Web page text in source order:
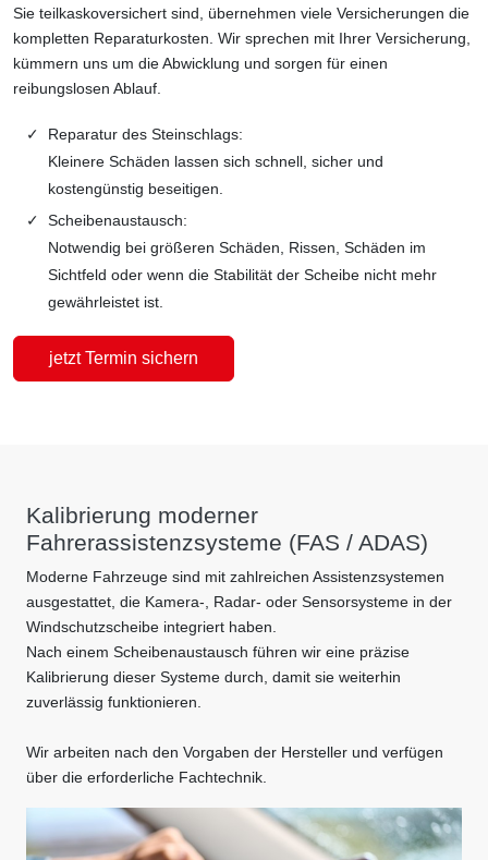
Sie teilkaskoversichert sind, übernehmen viele Versicherungen die
kompletten Reparaturkosten. Wir sprechen mit Ihrer Versicherung,
kümmern uns um die Abwicklung und sorgen für einen
reibungslosen Ablauf.
Reparatur des Steinschlags:
Kleinere Schäden lassen sich schnell, sicher und
kostengünstig beseitigen.
Scheibenaustausch:
Notwendig bei größeren Schäden, Rissen, Schäden im
Sichtfeld oder wenn die Stabilität der Scheibe nicht mehr
gewährleistet ist.
jetzt Termin sichern
Kalibrierung moderner
Fahrerassistenzsysteme (FAS / ADAS)
Moderne Fahrzeuge sind mit zahlreichen Assistenzsystemen
ausgestattet, die Kamera-, Radar- oder Sensorsysteme in der
Windschutzscheibe integriert haben.
Nach einem Scheibenaustausch führen wir eine präzise
Kalibrierung dieser Systeme durch, damit sie weiterhin
zuverlässig funktionieren.
Wir arbeiten nach den Vorgaben der Hersteller und verfügen
über die erforderliche Fachtechnik.